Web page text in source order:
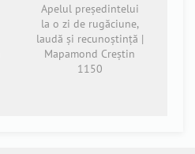
Apelul președintelui
la o zi de rugăciune,
laudă și recunoștință |
Mapamond Creștin
1150